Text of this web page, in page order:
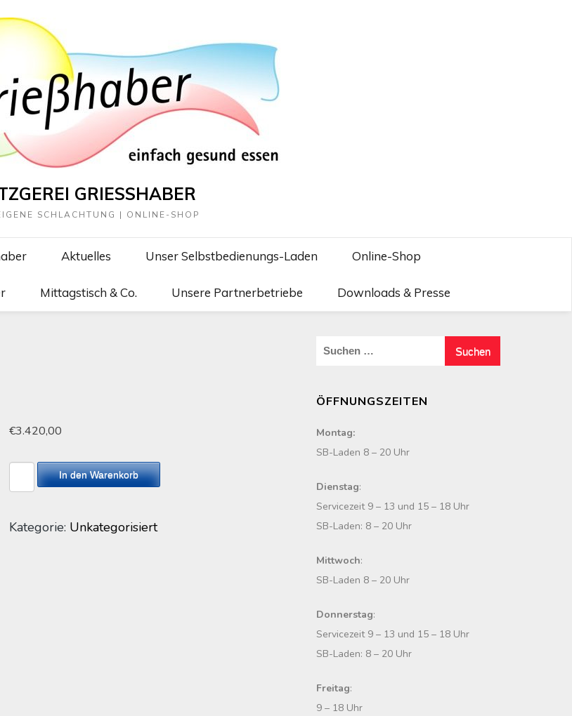
GRIESSHABER
SCHLACHTUNG | ONLINE-SHOP
Aktuelles Unser Selbstbedienungs-Laden Online-Shop
Mittagstisch & Co. Unsere Partnerbetriebe Downloads & Presse
€3.420,00
Balkanwurst
1
Menge
In den Warenkorb
Kategorie: Unkategorisiert
h
a
c
h
ÖFFNUNGSZEITEN
Montag:
SB-Laden 8 – 20 Uhr
Dienstag:
Servicezeit 9 – 13 und 15 – 18 Uhr
SB-Laden: 8 – 20 Uhr
Mittwoch:
SB-Laden 8 – 20 Uhr
Donnerstag:
Servicezeit 9 – 13 und 15 – 18 Uhr
SB-Laden: 8 – 20 Uhr
Freitag:
9 – 18 Uhr